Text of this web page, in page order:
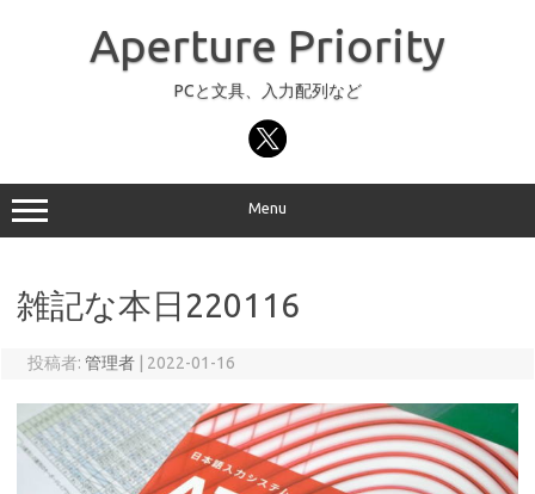
Aperture Priority
PCと文具、入力配列など
Menu
雑記な本日220116
投稿者: 管理者 2022-01-16